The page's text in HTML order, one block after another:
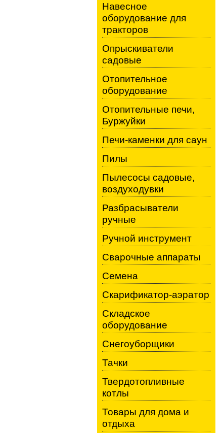
Навесное
оборудование для
тракторов
Опрыскиватели
садовые
Отопительное
оборудование
Отопительные печи,
Буржуйки
Печи-каменки для саун
Пилы
Пылесосы садовые,
воздуходувки
Разбрасыватели
ручные
Ручной инструмент
Сварочные аппараты
Семена
Скарификатор-аэратор
Складское
оборудование
Снегоуборщики
Тачки
Твердотопливные
котлы
Товары для дома и
отдыха